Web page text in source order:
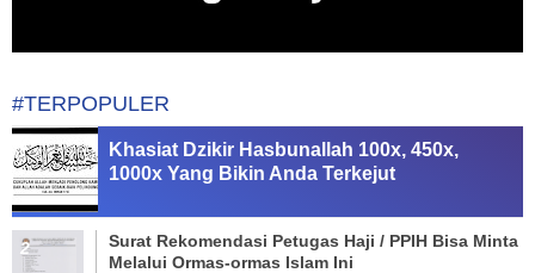
#TERPOPULER
Khasiat Dzikir Hasbunallah 100x, 450x,
1000x Yang Bikin Anda Terkejut
Surat Rekomendasi Petugas Haji / PPIH Bisa Minta
Melalui Ormas-ormas Islam Ini